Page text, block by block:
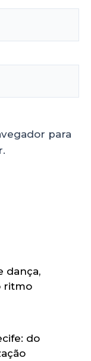
para
dança,
ritmo
do